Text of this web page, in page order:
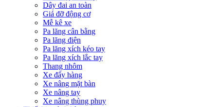
Dây đai an toàn
Giá đỡ động cơ
Mễ kê xe
Pa lăng cân bằng
Pa lăng điện
Pa lăng xích kéo tay
Pa lăng xích lắc tay
Thang nhôm
Xe đẩy hàng
Xe nâng mặt bàn
Xe nâng tay
Xe nâng thùng phuy